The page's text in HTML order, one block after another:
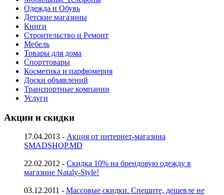
Одежда и Обувь
Детские магазины
Книги
Строительство и Ремонт
Мебель
Товары для дома
Спорттовары
Косметика и парфюмерия
Доски объявлений
Транспортные компании
Услуги
Акции и скидки
17.04.2013 - Акция от интернет-магазина
SMADSHOP.MD
22.02.2012 - Скидка 10% на брендовую одежду в
магазине Nataly-Style!
03.12.2011 - Массовые скидки. Спешите, дешевле не